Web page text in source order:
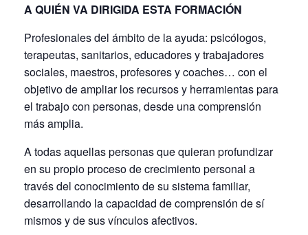
A QUIÉN VA DIRIGIDA ESTA FORMACIÓN
Profesionales del ámbito de la ayuda: psicólogos,
terapeutas, sanitarios, educadores y trabajadores
sociales, maestros, profesores y coaches… con el
objetivo de ampliar los recursos y herramientas para
el trabajo con personas, desde una comprensión
más amplia.
A todas aquellas personas que quieran profundizar
en su propio proceso de crecimiento personal a
través del conocimiento de su sistema familiar,
desarrollando la capacidad de comprensión de sí
mismos y de sus vínculos afectivos.